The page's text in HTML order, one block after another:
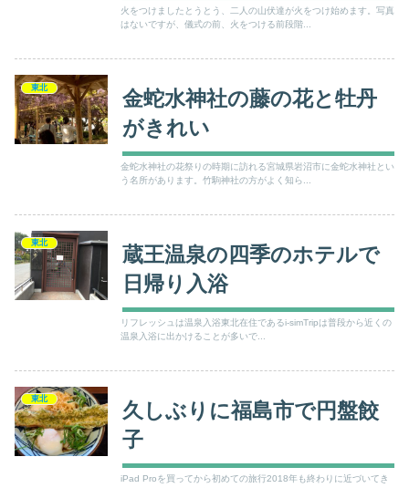
火をつけましたとうとう、二人の山伏達が火をつけ始めます。写真
はないですが、儀式の前、火をつける前段階...
東北
金蛇水神社の藤の花と牡丹
がきれい
金蛇水神社の花祭りの時期に訪れる宮城県岩沼市に金蛇水神社とい
う名所があります。竹駒神社の方がよく知ら...
東北
蔵王温泉の四季のホテルで
日帰り入浴
リフレッシュは温泉入浴東北在住であるi-simTripは普段から近くの
温泉入浴に出かけることが多いで...
東北
久しぶりに福島市で円盤餃
子
iPad Proを買ってから初めての旅行2018年も終わりに近づいてき